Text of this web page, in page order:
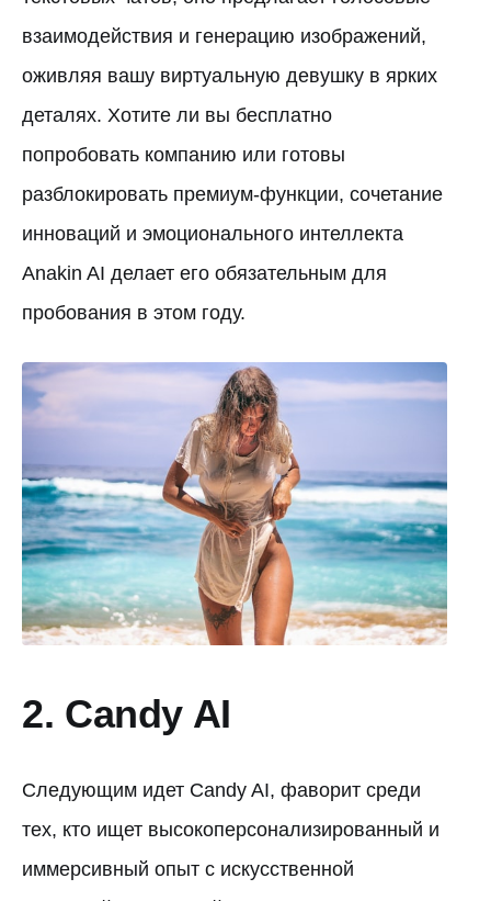
взаимодействия и генерацию изображений,
оживляя вашу виртуальную девушку в ярких
деталях. Хотите ли вы бесплатно
попробовать компанию или готовы
разблокировать премиум-функции, сочетание
инноваций и эмоционального интеллекта
Anakin AI делает его обязательным для
пробования в этом году.
2. Candy AI
Следующим идет Candy AI, фаворит среди
тех, кто ищет высокоперсонализированный и
иммерсивный опыт с искусственной